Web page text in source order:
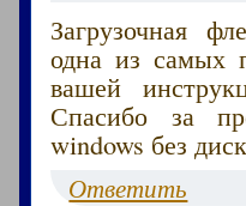
Загрузочная
одна из самых
вашей
Спасибо за
windows без
Ответить